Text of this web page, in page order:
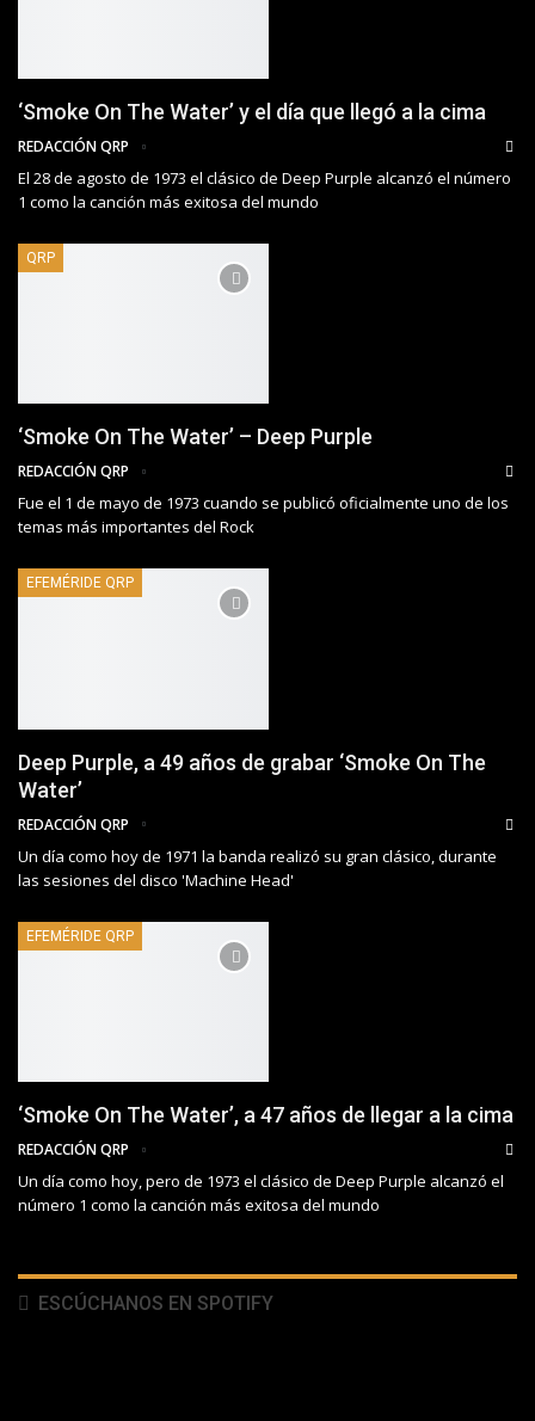
‘Smoke On The Water’ y el día que llegó a la cima
REDACCIÓN QRP
El 28 de agosto de 1973 el clásico de Deep Purple alcanzó el número
1 como la canción más exitosa del mundo
QRP
‘Smoke On The Water’ – Deep Purple
REDACCIÓN QRP
Fue el 1 de mayo de 1973 cuando se publicó oficialmente uno de los
temas más importantes del Rock
EFEMÉRIDE QRP
Deep Purple, a 49 años de grabar ‘Smoke On The
Water’
REDACCIÓN QRP
Un día como hoy de 1971 la banda realizó su gran clásico, durante
las sesiones del disco 'Machine Head'
EFEMÉRIDE QRP
‘Smoke On The Water’, a 47 años de llegar a la cima
REDACCIÓN QRP
Un día como hoy, pero de 1973 el clásico de Deep Purple alcanzó el
número 1 como la canción más exitosa del mundo
ESCÚCHANOS EN SPOTIFY